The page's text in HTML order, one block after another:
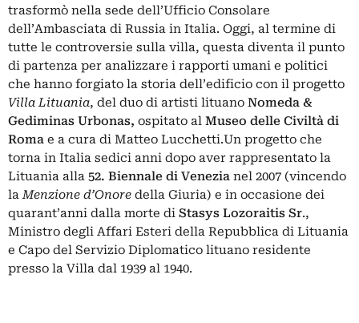
trasformò nella sede dell’Ufficio Consolare
dell’Ambasciata di Russia in Italia. Oggi, al termine di
tutte le controversie sulla villa, questa diventa il punto
di partenza per analizzare i rapporti umani e politici
che hanno forgiato la storia dell’edificio con il progetto
Villa Lituania, del duo di artisti lituano Nomeda &
Gediminas Urbonas, ospitato al Museo delle Civiltà di
Roma e a cura di Matteo Lucchetti.Un progetto che
torna in Italia sedici anni dopo aver rappresentato la
Lituania alla 52. Biennale di Venezia nel 2007 (vincendo
laMenzione d’Onore della Giuria) e in occasione dei
quarant’anni dalla morte di Stasys Lozoraitis Sr.,
Ministro degli Affari Esteri della Repubblica di Lituania
e Capo del Servizio Diplomatico lituano residente
presso la Villa dal 1939 al 1940.